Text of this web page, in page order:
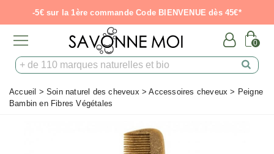
-5€ sur la 1ère commande Code BIENVENUE dès 45€*
0
Accueil > Soin naturel des cheveux > Accessoires cheveux > Peigne
Bambin en Fibres Végétales